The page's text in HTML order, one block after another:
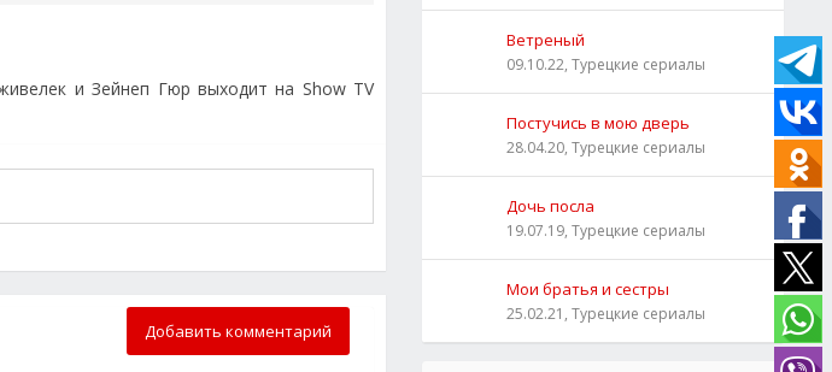
и Зейнеп Гюр выходит на Show TV
Добавить комментарий
Ветреный
09.10.22, Турецкие сериалы
Постучись в мою дверь
28.04.20, Турецкие сериалы
Дочь посла
19.07.19, Турецкие сериалы
Мои братья и сестры
25.02.21, Турецкие сериалы